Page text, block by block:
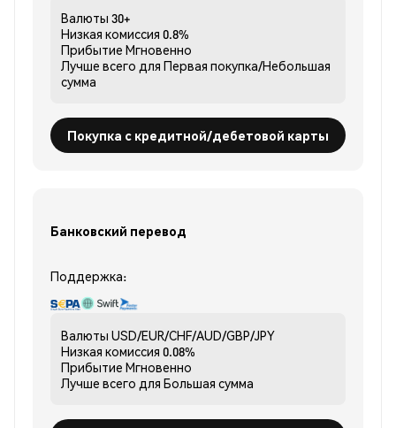
Валюты 30+
Низкая комиссия 0.8%
Прибытие Мгновенно
Лучше всего для Первая покупка/Небольшая
сумма
Покупка с кредитной/дебетовой карты
Банковский перевод
Поддержка:
Валюты USD/EUR/CHF/AUD/GBP/JPY
Низкая комиссия 0.08%
Прибытие Мгновенно
Лучше всего для Большая сумма